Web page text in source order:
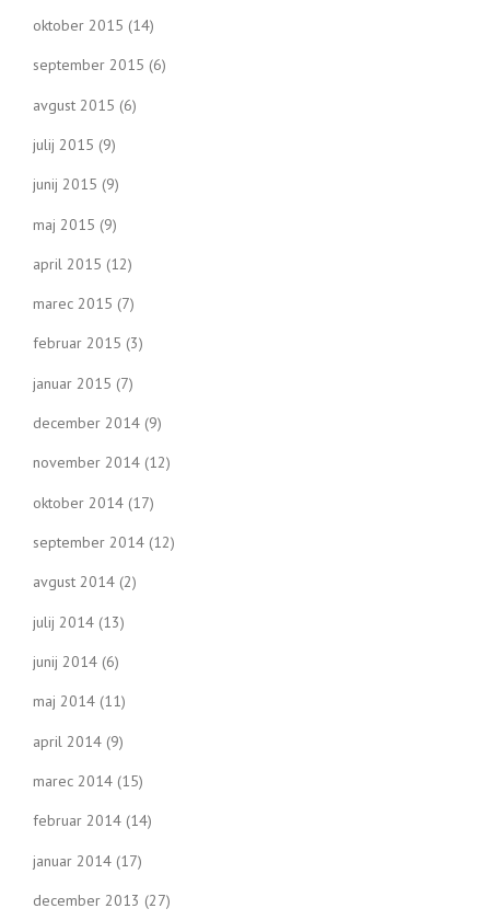
oktober 2015 (14)
september 2015 (6)
avgust 2015 (6)
julij 2015 (9)
junij 2015 (9)
maj 2015 (9)
april 2015 (12)
marec 2015 (7)
februar 2015 (3)
januar 2015 (7)
december 2014 (9)
november 2014 (12)
oktober 2014 (17)
september 2014 (12)
avgust 2014 (2)
julij 2014 (13)
junij 2014 (6)
maj 2014 (11)
april 2014 (9)
marec 2014 (15)
februar 2014 (14)
januar 2014 (17)
december 2013 (27)